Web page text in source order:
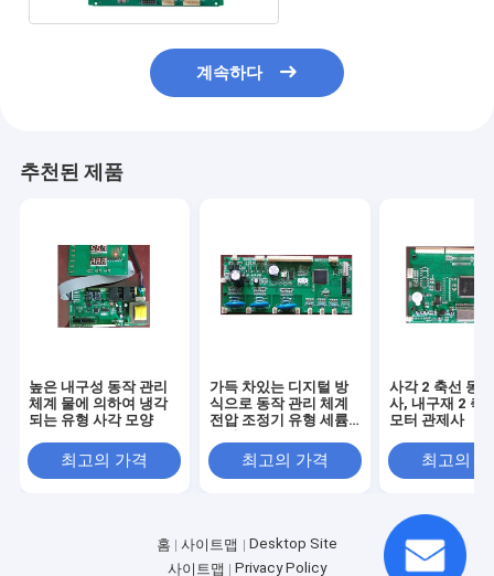
계속하다
추천된 제품
높은 내구성 동작 관리
체계 물에 의하여 냉각
되는 유형 사각 모양
최고의 가격
가득 차있는 디지털 방
식으로 동작 관리 체계
전압 조정기 유형 세륨
최고의 가격
사각 2 축선 동
사, 내구재 2 축
모터 관제사
최고의
홈 사이트맵
Desktop Site
사이트맵
Privacy Policy